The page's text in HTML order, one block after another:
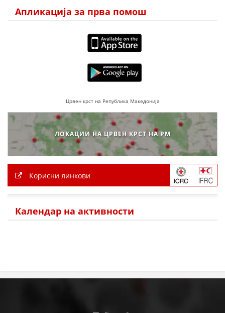
Апликација за прва помош
Црвен крст на Република Македонија
ЛОКАЦИИ НА ЦРВЕН КРСТ НА РМ
Корисни линкови
Календар на активности